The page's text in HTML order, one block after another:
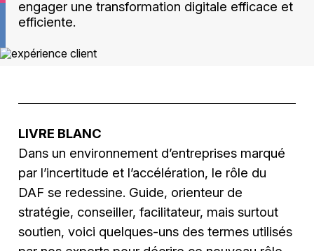
engager une transformation digitale efficace et
efficiente.
LIVRE BLANC
Dans un environnement d’entreprises marqué
par l’incertitude et l’accélération, le rôle du
DAF se redessine. Guide, orienteur de
stratégie, conseiller, facilitateur, mais surtout
soutien, voici quelques-uns des termes utilisés